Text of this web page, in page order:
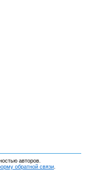
авторов.
обратной связи.